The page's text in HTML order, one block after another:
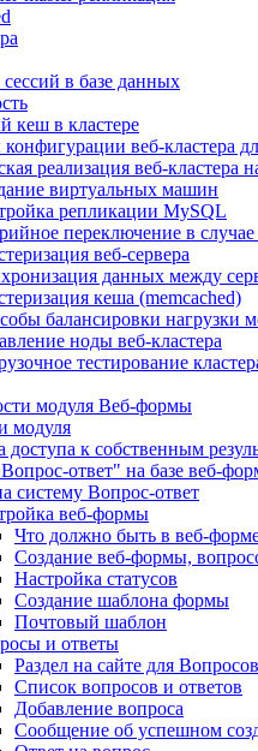
в базе данных
кеш в кластере
веб-кластера
реализация веб-кластера
виртуальных машин
репликации MySQL
переключение в случае
веб-сервера
данных между
кеша (memcached)
балансировки нагрузки
ноды веб-кластера
тестирование
модуля Веб-формы
модуля
доступа к собственным
ответ" на базе веб-
систему Вопрос-ответ
веб-формы
Что должно быть в веб-
Создание веб-формы,
Настройка статусов
Создание шаблона формы
Почтовый шаблон
и ответы
Раздел на сайте для
Список вопросов и ответов
Добавление вопроса
Сообщение об успешном